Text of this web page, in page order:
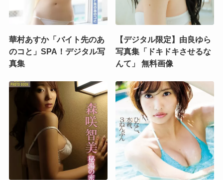
華村あすか「バイト先のあ
のコと」SPA！デジタル写
真集
【デジタル限定】由良ゆら
写真集「ドキドキさせるな
んて」 無料画像